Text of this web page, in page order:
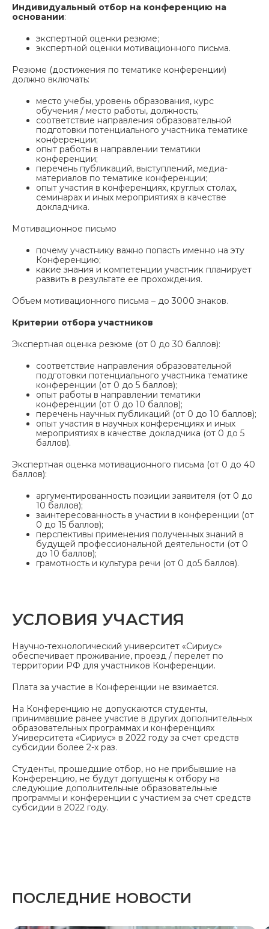
Индивидуальный отбор на конференцию на
основании:
экспертной оценки резюме;
экспертной оценки мотивационного письма.
Резюме (достижения по тематике конференции)
должно включать:
место учебы, уровень образования, курс
обучения / место работы, должность;
соответствие направления образовательной
подготовки потенциального участника тематике
конференции;
опыт работы в направлении тематики
конференции;
перечень публикаций, выступлений, медиа-
материалов по тематике конференции;
опыт участия в конференциях, круглых столах,
семинарах и иных мероприятиях в качестве
докладчика.
Мотивационное письмо
почему участнику важно попасть именно на эту
Конференцию;
какие знания и компетенции участник планирует
развить в результате ее прохождения.
Объем мотивационного письма – до 3000 знаков.
Критерии отбора участников
Экспертная оценка резюме (от 0 до 30 баллов):
соответствие направления образовательной
подготовки потенциального участника тематике
конференции (от 0 до 5 баллов);
опыт работы в направлении тематики
конференции (от 0 до 10 баллов);
перечень научных публикаций (от 0 до 10 баллов);
опыт участия в научных конференциях и иных
мероприятиях в качестве докладчика (от 0 до 5
баллов).
Экспертная оценка мотивационного письма (от 0 до 40
баллов):
аргументированность позиции заявителя (от 0 до
10 баллов);
заинтересованность в участии в конференции (от
0 до 15 баллов);
перспективы применения полученных знаний в
будущей профессиональной деятельности (от 0
до 10 баллов);
грамотность и культура речи (от 0 до5 баллов).
УСЛОВИЯ УЧАСТИЯ
Научно-технологический университет «Сириус»
обеспечивает проживание, проезд / перелет по
территории РФ для участников Конференции.
Плата за участие в Конференции не взимается.
На Конференцию не допускаются студенты,
принимавшие ранее участие в других дополнительных
образовательных программах и конференциях
Университета «Сириус» в 2022 году за счет средств
субсидии более 2-х раз.
Студенты, прошедшие отбор, но не прибывшие на
Конференцию, не будут допущены к отбору на
следующие дополнительные образовательные
программы и конференции с участием за счет средств
субсидии в 2022 году.
ПОСЛЕДНИЕ НОВОСТИ